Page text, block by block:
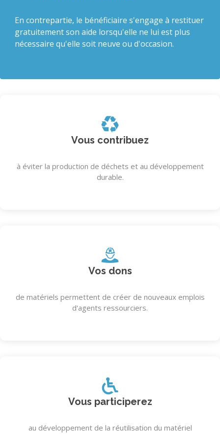
En contrepartie, le bénéficiaire s'engage à restituer
gratuitement son aide lorsqu'elle ne lui est plus
nécessaire qu'elle soit neuve ou d'occasion.
Vous contribuez
à éviter la production de déchets et au développement
durable.
Vos dons
de matériels permettent de créer de nouveaux emplois
d'agents ressourciers.
Vous participerez
au développement de la réutilisation du matériel